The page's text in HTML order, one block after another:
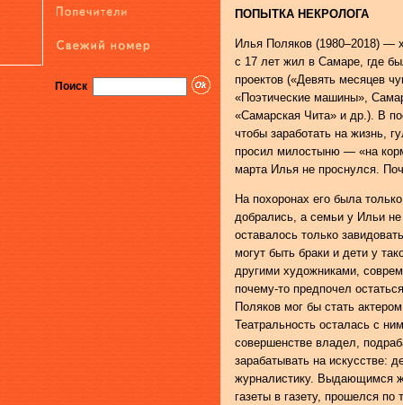
Поиск
ПОПЫТКА НЕКРОЛОГА
Илья Поляков (1980–2018) —
с 17 лет жил в Самаре, где
проектов («Девять месяцев
«Поэтические машины»,
«Самарская Чита» и др.). В
чтобы заработать на жизнь,
просил милостыню — «на
марта Илья не проснулся.
На похоронах его была
добрались, а семьи у Ильи
оставалось только
могут быть браки и дети у
другими художниками,
почему-то предпочел
Поляков мог бы стать
Театральность осталась с
совершенстве владел,
зарабатывать на искусстве:
журналистику. Выдающимся
газеты в газету, прошелся по